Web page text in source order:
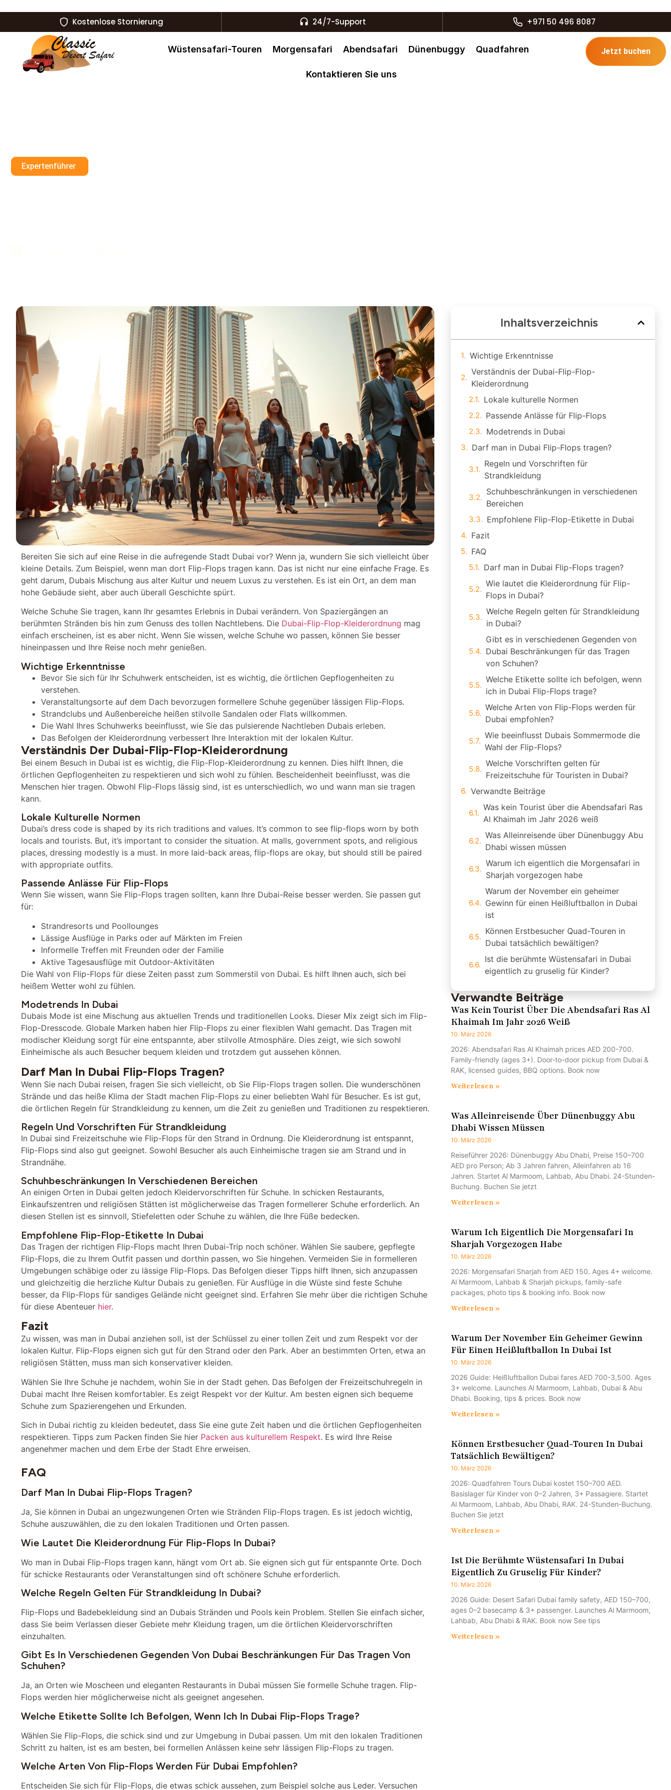
Kostenlose Stornierung 24/7-Support +971 50 496 8087
Wüstensafari-Touren Morgensafari Abendsafari Dünenbuggy Quadfahren
Kontaktieren Sie uns
Jetzt buchen
Expertenführer
Bereiten Sie sich auf eine Reise in die aufregende Stadt Dubai vor? Wenn ja, wundern Sie sich vielleicht über
kleine Details. Zum Beispiel, wenn man dort Flip-Flops tragen kann. Das ist nicht nur eine einfache Frage. Es
geht darum, Dubais Mischung aus alter Kultur und neuem Luxus zu verstehen. Es ist ein Ort, an dem man
hohe Gebäude sieht, aber auch überall Geschichte spürt.
Welche Schuhe Sie tragen, kann Ihr gesamtes Erlebnis in Dubai verändern. Von Spaziergängen an
berühmten Stränden bis hin zum Genuss des tollen Nachtlebens. Die Dubai-Flip-Flop-Kleiderordnung mag
einfach erscheinen, ist es aber nicht. Wenn Sie wissen, welche Schuhe wo passen, können Sie besser
hineinpassen und Ihre Reise noch mehr genießen.
Wichtige Erkenntnisse
Bevor Sie sich für Ihr Schuhwerk entscheiden, ist es wichtig, die örtlichen Gepflogenheiten zu
verstehen.
Veranstaltungsorte auf dem Dach bevorzugen formellere Schuhe gegenüber lässigen Flip-Flops.
Strandclubs und Außenbereiche heißen stilvolle Sandalen oder Flats willkommen.
Die Wahl Ihres Schuhwerks beeinflusst, wie Sie das pulsierende Nachtleben Dubais erleben.
Das Befolgen der Kleiderordnung verbessert Ihre Interaktion mit der lokalen Kultur.
Verständnis Der Dubai-Flip-Flop-Kleiderordnung
Bei einem Besuch in Dubai ist es wichtig, die Flip-Flop-Kleiderordnung zu kennen. Dies hilft Ihnen, die
örtlichen Gepflogenheiten zu respektieren und sich wohl zu fühlen. Bescheidenheit beeinflusst, was die
Menschen hier tragen. Obwohl Flip-Flops lässig sind, ist es unterschiedlich, wo und wann man sie tragen
kann.
Lokale Kulturelle Normen
Dubai’s dress code is shaped by its rich traditions and values. It’s common to see flip-flops worn by both
locals and tourists. But, it’s important to consider the situation. At malls, government spots, and religious
places, dressing modestly is a must. In more laid-back areas, flip-flops are okay, but should still be paired
with appropriate outfits.
Passende Anlässe Für Flip-Flops
Wenn Sie wissen, wann Sie Flip-Flops tragen sollten, kann Ihre Dubai-Reise besser werden. Sie passen gut
für:
Strandresorts und Poollounges
Lässige Ausflüge in Parks oder auf Märkten im Freien
Informelle Treffen mit Freunden oder der Familie
Aktive Tagesausflüge mit Outdoor-Aktivitäten
Die Wahl von Flip-Flops für diese Zeiten passt zum Sommerstil von Dubai. Es hilft Ihnen auch, sich bei
heißem Wetter wohl zu fühlen.
Modetrends In Dubai
Dubais Mode ist eine Mischung aus aktuellen Trends und traditionellen Looks. Dieser Mix zeigt sich im Flip-
Flop-Dresscode. Globale Marken haben hier Flip-Flops zu einer flexiblen Wahl gemacht. Das Tragen mit
modischer Kleidung sorgt für eine entspannte, aber stilvolle Atmosphäre. Dies zeigt, wie sich sowohl
Einheimische als auch Besucher bequem kleiden und trotzdem gut aussehen können.
Darf Man In Dubai Flip-Flops Tragen?
Wenn Sie nach Dubai reisen, fragen Sie sich vielleicht, ob Sie Flip-Flops tragen sollen. Die wunderschönen
Strände und das heiße Klima der Stadt machen Flip-Flops zu einer beliebten Wahl für Besucher. Es ist gut,
die örtlichen Regeln für Strandkleidung zu kennen, um die Zeit zu genießen und Traditionen zu respektieren.
Regeln Und Vorschriften Für Strandkleidung
In Dubai sind Freizeitschuhe wie Flip-Flops für den Strand in Ordnung. Die Kleiderordnung ist entspannt,
Flip-Flops sind also gut geeignet. Sowohl Besucher als auch Einheimische tragen sie am Strand und in
Strandnähe.
Schuhbeschränkungen In Verschiedenen Bereichen
An einigen Orten in Dubai gelten jedoch Kleidervorschriften für Schuhe. In schicken Restaurants,
Einkaufszentren und religiösen Stätten ist möglicherweise das Tragen formellerer Schuhe erforderlich. An
diesen Stellen ist es sinnvoll, Stiefeletten oder Schuhe zu wählen, die Ihre Füße bedecken.
Empfohlene Flip-Flop-Etikette In Dubai
Das Tragen der richtigen Flip-Flops macht Ihren Dubai-Trip noch schöner. Wählen Sie saubere, gepflegte
Flip-Flops, die zu Ihrem Outfit passen und dorthin passen, wo Sie hingehen. Vermeiden Sie in formelleren
Umgebungen schäbige oder zu lässige Flip-Flops. Das Befolgen dieser Tipps hilft Ihnen, sich anzupassen
und gleichzeitig die herzliche Kultur Dubais zu genießen. Für Ausflüge in die Wüste sind feste Schuhe
besser, da Flip-Flops für sandiges Gelände nicht geeignet sind. Erfahren Sie mehr über die richtigen Schuhe
für diese Abenteuer hier.
Fazit
Zu wissen, was man in Dubai anziehen soll, ist der Schlüssel zu einer tollen Zeit und zum Respekt vor der
lokalen Kultur. Flip-Flops eignen sich gut für den Strand oder den Park. Aber an bestimmten Orten, etwa an
religiösen Stätten, muss man sich konservativer kleiden.
Wählen Sie Ihre Schuhe je nachdem, wohin Sie in der Stadt gehen. Das Befolgen der Freizeitschuhregeln in
Dubai macht Ihre Reisen komfortabler. Es zeigt Respekt vor der Kultur. Am besten eignen sich bequeme
Schuhe zum Spazierengehen und Erkunden.
Sich in Dubai richtig zu kleiden bedeutet, dass Sie eine gute Zeit haben und die örtlichen Gepflogenheiten
respektieren. Tipps zum Packen finden Sie hier Packen aus kulturellem Respekt. Es wird Ihre Reise
angenehmer machen und dem Erbe der Stadt Ehre erweisen.
FAQ
Darf Man In Dubai Flip-Flops Tragen?
Ja, Sie können in Dubai an ungezwungenen Orten wie Stränden Flip-Flops tragen. Es ist jedoch wichtig,
Schuhe auszuwählen, die zu den lokalen Traditionen und Orten passen.
Wie Lautet Die Kleiderordnung Für Flip-Flops In Dubai?
Wo man in Dubai Flip-Flops tragen kann, hängt vom Ort ab. Sie eignen sich gut für entspannte Orte. Doch
für schicke Restaurants oder Veranstaltungen sind oft schönere Schuhe erforderlich.
Welche Regeln Gelten Für Strandkleidung In Dubai?
Flip-Flops und Badebekleidung sind an Dubais Stränden und Pools kein Problem. Stellen Sie einfach sicher,
dass Sie beim Verlassen dieser Gebiete mehr Kleidung tragen, um die örtlichen Kleidervorschriften
einzuhalten.
Gibt Es In Verschiedenen Gegenden Von Dubai Beschränkungen Für Das Tragen Von
Schuhen?
Ja, an Orten wie Moscheen und eleganten Restaurants in Dubai müssen Sie formelle Schuhe tragen. Flip-
Flops werden hier möglicherweise nicht als geeignet angesehen.
Welche Etikette Sollte Ich Befolgen, Wenn Ich In Dubai Flip-Flops Trage?
Wählen Sie Flip-Flops, die schick sind und zur Umgebung in Dubai passen. Um mit den lokalen Traditionen
Schritt zu halten, ist es am besten, bei formellen Anlässen keine sehr lässigen Flip-Flops zu tragen.
Welche Arten Von Flip-Flops Werden Für Dubai Empfohlen?
Entscheiden Sie sich für Flip-Flops, die etwas schick aussehen, zum Beispiel solche aus Leder. Versuchen
Inhaltsverzeichnis
Wichtige Erkenntnisse
Verständnis der Dubai-Flip-Flop-
Kleiderordnung
Lokale kulturelle Normen
Passende Anlässe für Flip-Flops
Modetrends in Dubai
Darf man in Dubai Flip-Flops tragen?
Regeln und Vorschriften für
Strandkleidung
Schuhbeschränkungen in verschiedenen
Bereichen
Empfohlene Flip-Flop-Etikette in Dubai
Fazit
FAQ
Darf man in Dubai Flip-Flops tragen?
Wie lautet die Kleiderordnung für Flip-
Flops in Dubai?
Welche Regeln gelten für Strandkleidung
in Dubai?
Gibt es in verschiedenen Gegenden von
Dubai Beschränkungen für das Tragen
von Schuhen?
Welche Etikette sollte ich befolgen, wenn
ich in Dubai Flip-Flops trage?
Welche Arten von Flip-Flops werden für
Dubai empfohlen?
Wie beeinflusst Dubais Sommermode die
Wahl der Flip-Flops?
Welche Vorschriften gelten für
Freizeitschuhe für Touristen in Dubai?
Verwandte Beiträge
Was kein Tourist über die Abendsafari Ras
Al Khaimah im Jahr 2026 weiß
Was Alleinreisende über Dünenbuggy Abu
Dhabi wissen müssen
Warum ich eigentlich die Morgensafari in
Sharjah vorgezogen habe
Warum der November ein geheimer
Gewinn für einen Heißluftballon in Dubai
ist
Können Erstbesucher Quad-Touren in
Dubai tatsächlich bewältigen?
Ist die berühmte Wüstensafari in Dubai
eigentlich zu gruselig für Kinder?
Verwandte Beiträge
Was Kein Tourist Über Die Abendsafari Ras Al
Khaimah Im Jahr 2026 Weiß
10. März 2026
2026: Abendsafari Ras Al Khaimah prices AED 200-700.
Family-friendly (ages 3+). Door-to-door pickup from Dubai &
RAK, licensed guides, BBQ options. Book now
Weiterlesen »
Was Alleinreisende Über Dünenbuggy Abu
Dhabi Wissen Müssen
10. März 2026
Reiseführer 2026: Dünenbuggy Abu Dhabi, Preise 150–700
AED pro Person; Ab 3 Jahren fahren, Alleinfahren ab 16
Jahren. Startet Al Marmoom, Lahbab, Abu Dhabi. 24-Stunden-
Buchung. Buchen Sie jetzt
Weiterlesen »
Warum Ich Eigentlich Die Morgensafari In
Sharjah Vorgezogen Habe
10. März 2026
2026: Morgensafari Sharjah from AED 150. Ages 4+ welcome.
Al Marmoom, Lahbab & Sharjah pickups, family-safe
packages, photo tips & booking info. Book now
Weiterlesen »
Warum Der November Ein Geheimer Gewinn
Für Einen Heißluftballon In Dubai Ist
10. März 2026
2026 Guide: Heißluftballon Dubai fares AED 700-3,500. Ages
3+ welcome. Launches Al Marmoom, Lahbab, Dubai & Abu
Dhabi. Booking, tips & prices. Book now
Weiterlesen »
Können Erstbesucher Quad-Touren In Dubai
Tatsächlich Bewältigen?
10. März 2026
2026: Quadfahren Tours Dubai kostet 150–700 AED.
Basislager für Kinder von 0–2 Jahren, 3+ Passagiere. Startet
Al Marmoom, Lahbab, Abu Dhabi, RAK. 24-Stunden-Buchung.
Buchen Sie jetzt
Weiterlesen »
Ist Die Berühmte Wüstensafari In Dubai
Eigentlich Zu Gruselig Für Kinder?
10. März 2026
2026 Guide: Desert Safari Dubai family safety, AED 150–700,
ages 0–2 basecamp & 3+ passenger. Launches Al Marmoom,
Lahbab, Abu Dhabi & RAK. Book now See tips
Weiterlesen »